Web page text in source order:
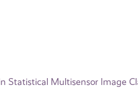
Statistical Multisensor Image